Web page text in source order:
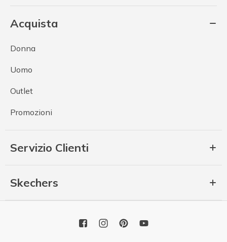
Acquista
Donna
Uomo
Outlet
Promozioni
Servizio Clienti
Skechers